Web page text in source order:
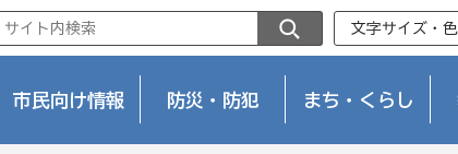
文字サイズ・
市民向け情報 防災・防犯 まち・くらし